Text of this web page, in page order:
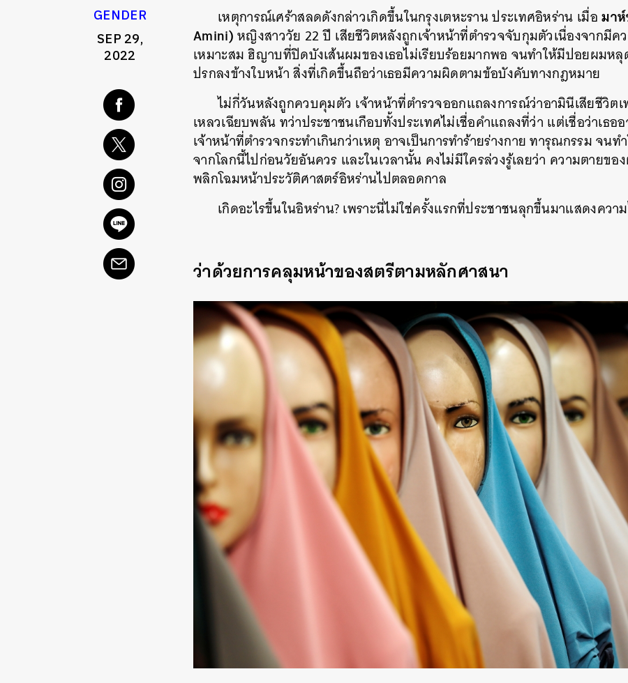
GENDER
SEP 29,
2022
เหตุการณ์เศร้าสลดดังกล่าวเกิดขึ้นในกรุงเตหะราน ประเทศอิหร่าน เมื่อมา
Amini)หญิงสาววัย 22 ปี เสียชีวิตหลังถูกเจ้าหน้าที่ตำรวจจับกุมตัวเนื่องจากมีค
เหมาะสม ฮิญาบที่ปิดบังเส้นผมของเธอไม่เรียบร้อยมากพอ จนทำให้มีปอยผมห
ปรกลงข้างใบหน้า สิ่งที่เกิดขึ้นถือว่าเธอมีความผิดตามข้อบังคับทางกฎหมาย
ไม่กี่วันหลังถูกควบคุมตัว เจ้าหน้าที่ตำรวจออกแถลงการณ์ว่าอามินีเสียชีวิตเ
เหลวเฉียบพลัน ทว่าประชาชนเกือบทั้งประเทศไม่เชื่อคำแถลงที่ว่า แต่เชื่อว่าเธอ
เจ้าหน้าที่ตำรวจกระทำเกินกว่าเหตุ อาจเป็นการทำร้ายร่างกาย ทารุณกรรม จ
จากโลกนี้ไปก่อนวัยอันควร และในเวลานั้น คงไม่มีใครล่วงรู้เลยว่า ความตายข
พลิกโฉมหน้าประวัติศาสตร์อิหร่านไปตลอดกาล
เกิดอะไรขึ้นในอิหร่าน? เพราะนี่ไม่ใช่ครั้งแรกที่ประชาชนลุกขึ้นมาแสดงควา
ว่าด้วยการคลุมหน้าของสตรีตามหลักศาสนา